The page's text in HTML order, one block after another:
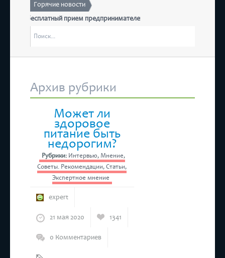
Горячие новости
бесплатный прием предпринимателей
“Дни Ассамблеи женщин-руководителей в Татарстане”
4 марта
бесплатный прием предпринимателей
Архив рубрики
Может ли
здоровое
питание быть
недорогим?
Рубрики: Интервью, Мнение,
Советы. Рекомендации,Статьи,
Экспертное мнение
expert
21 мая 2020 1341
0 Комментариев